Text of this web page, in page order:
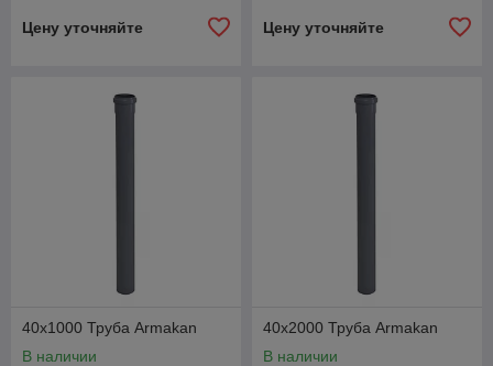
Цену уточняйте Цену уточняйте
40х1000 Труба Armakan
В наличии
40х2000 Труба Armakan
В наличии